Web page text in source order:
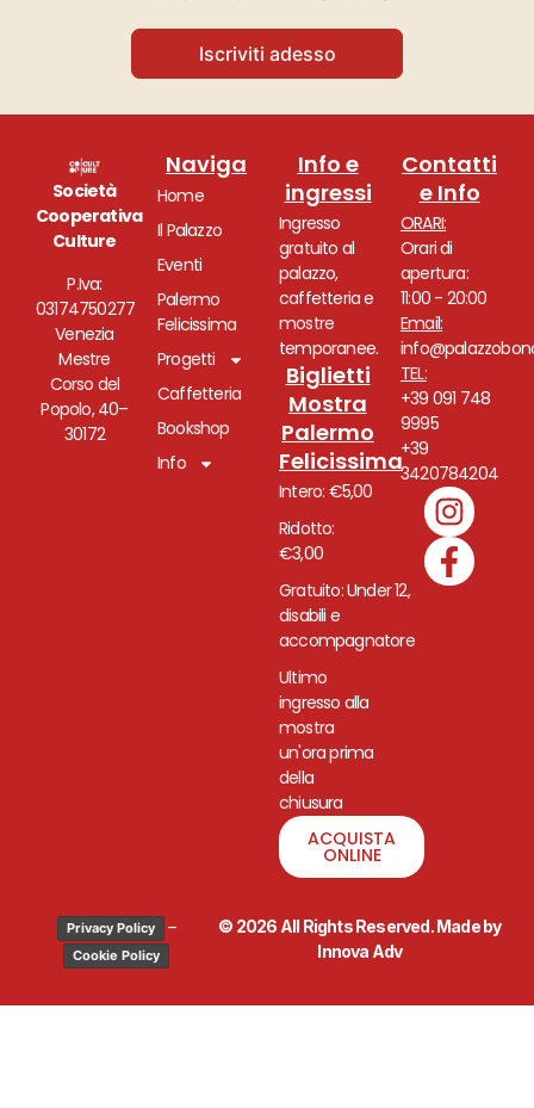
Iscriviti adesso
Società
Cooperativa
Culture
P.Iva:
03174750277
Venezia
Mestre
Corso del
Popolo, 40–
30172
Naviga
Home
Il Palazzo
Eventi
Palermo
Felicissima
Progetti
Caffetteria
Bookshop
Info
Info e
ingressi
Ingresso
gratuito al
palazzo,
caffetteria e
mostre
temporanee.
Biglietti
Mostra
Palermo
Felicissima
Intero: €5,00
Ridotto:
€3,00
Gratuito: Under 12,
disabili e
accompagnatore
Ultimo
ingresso alla
mostra
un'ora prima
della
chiusura
ACQUISTA
ONLINE
Contatti
e Info
ORARI:
Orari di
apertura:
11:00 - 20:00
Email:
TEL:
+39 091 748
9995
+39
3420784204
Privacy Policy –
Cookie Policy
© 2026 All Rights Reserved. Made by
Innova Adv